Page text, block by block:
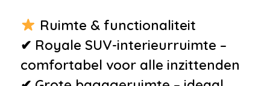
Ruimte & functionaliteit
✔ Royale SUV-interieurruimte –
comfortabel voor alle inzittenden